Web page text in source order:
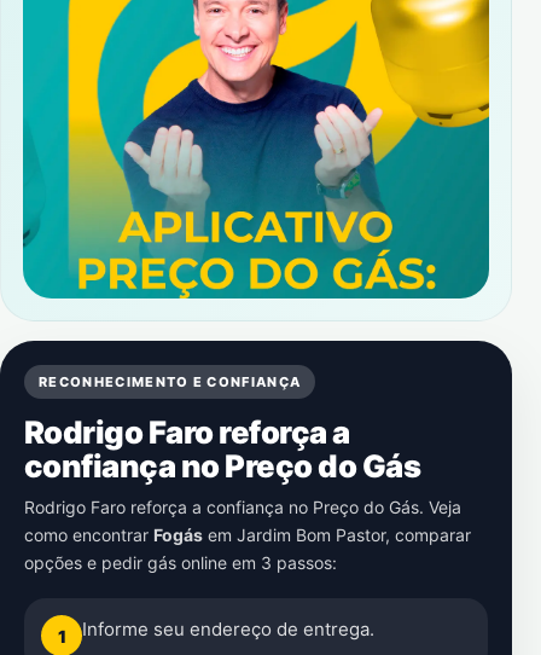
RECONHECIMENTO E CONFIANÇA
Rodrigo Faro reforça a
confiança no Preço do Gás
Rodrigo Faro reforça a confiança no Preço do Gás. Veja
como encontrar Fogás em Jardim Bom Pastor, comparar
opções e pedir gás online em 3 passos:
1 Informe seu endereço de entrega.